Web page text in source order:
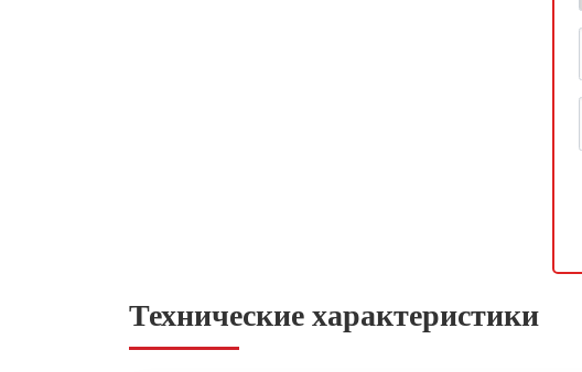
Технические характеристики